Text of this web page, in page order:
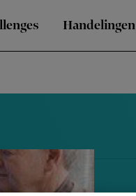
Handelingen